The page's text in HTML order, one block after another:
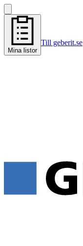
Mina listor
Till geberit.se